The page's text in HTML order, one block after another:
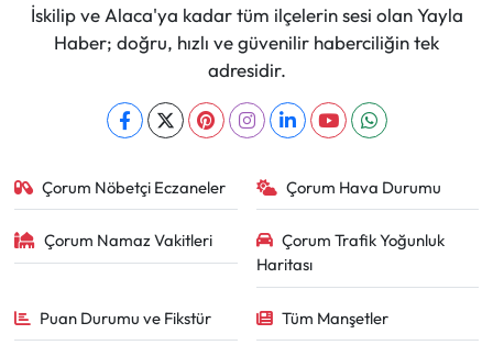
İskilip ve Alaca'ya kadar tüm ilçelerin sesi olan Yayla
Haber; doğru, hızlı ve güvenilir haberciliğin tek
adresidir.
Çorum Nöbetçi Eczaneler Çorum Hava Durumu
Çorum Namaz Vakitleri
Çorum Trafik Yoğunluk
Haritası
Puan Durumu ve Fikstür Tüm Manşetler